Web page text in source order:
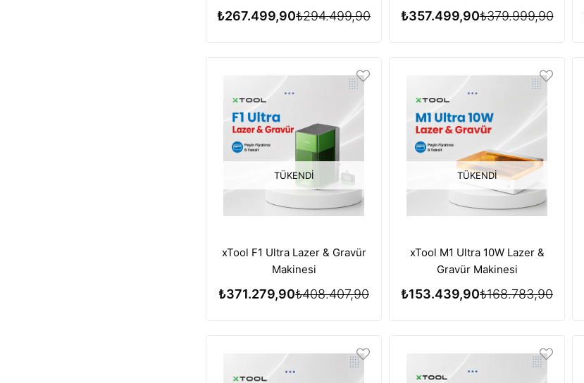
₺267.499,90₺294.499,90 ₺357.499,90₺379.999,90
TÜKENDI
xTool F1 Ultra Lazer & Gravür
Makinesi
₺371.279,90₺408.407,90
TÜKENDI
xTool M1 Ultra 10W Lazer &
Gravür Makinesi
₺153.439,90₺168.783,90